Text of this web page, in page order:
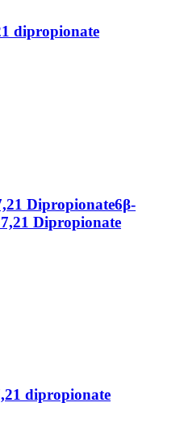
dipropionate
Dipropionate6β-
Dipropionate
dipropionate